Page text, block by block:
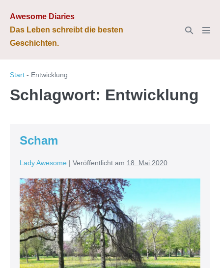
Inhalt
springen
Awesome Diaries
Das Leben schreibt die besten
Geschichten.
Suche-
Start - Entwicklung
Schlagwort: Entwicklung
Scham
Lady Awesome | Veröffentlicht am 18. Mai 2020
Scham